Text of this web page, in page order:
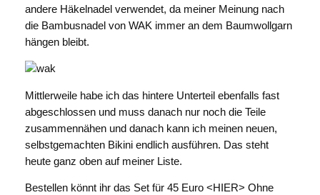
andere Häkelnadel verwendet, da meiner Meinung nach
die Bambusnadel von WAK immer an dem Baumwollgarn
hängen bleibt.
Mittlerweile habe ich das hintere Unterteil ebenfalls fast
abgeschlossen und muss danach nur noch die Teile
zusammennähen und danach kann ich meinen neuen,
selbstgemachten Bikini endlich ausführen. Das steht
heute ganz oben auf meiner Liste.
Bestellen könnt ihr das Set für 45 Euro <HIER> Ohne